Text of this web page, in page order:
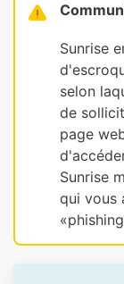
Sunrise
selon
de
page
Sunrise
qui vous